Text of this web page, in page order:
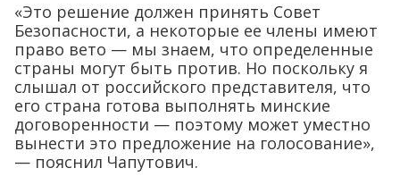
«Это решение должен принять Совет
Безопасности, а некоторые ее члены имеют
право вето — мы знаем, что определенные
страны могут быть против. Но поскольку я
слышал от российского представителя, что
его страна готова выполнять минские
договоренности — поэтому может уместно
вынести это предложение на голосование»,
— пояснил Чапутович.